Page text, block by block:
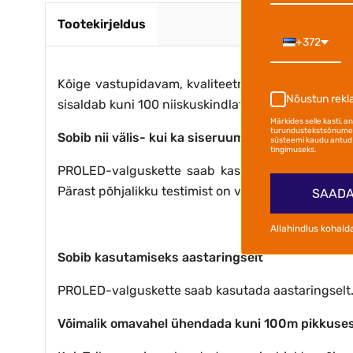
Tootekirjeldus
Kõige vastupidavam, kvaliteetne välis- ja
sisaldab kuni 100 niiskuskindlat LED-pirni, mis
Sobib nii välis- kui ka siseruumidesse.
PROLED-valguskette saab kasutada nii välis-
Pärast põhjalikku testimist on valguskettidele
Sobib kasutamiseks aastaringselt
PROLED-valguskette saab kasutada
Võimalik omavahel ühendada kuni 100m
+372
Nõustun
Märkides selle kasti,
süsteemi kaudu
tingimuseks.
Allahindlus